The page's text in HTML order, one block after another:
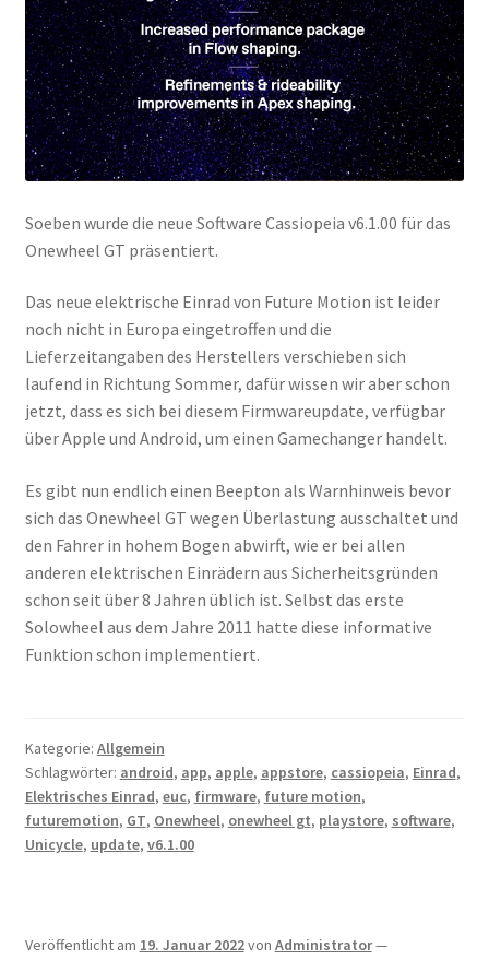
Soeben wurde die neue Software Cassiopeia v6.1.00 für das
Onewheel GT präsentiert.
Das neue elektrische Einrad von Future Motion ist leider
noch nicht in Europa eingetroffen und die
Lieferzeitangaben des Herstellers verschieben sich
laufend in Richtung Sommer, dafür wissen wir aber schon
jetzt, dass es sich bei diesem Firmwareupdate, verfügbar
über Apple und Android, um einen Gamechanger handelt.
Es gibt nun endlich einen Beepton als Warnhinweis bevor
sich das Onewheel GT wegen Überlastung ausschaltet und
den Fahrer in hohem Bogen abwirft, wie er bei allen
anderen elektrischen Einrädern aus Sicherheitsgründen
schon seit über 8 Jahren üblich ist. Selbst das erste
Solowheel aus dem Jahre 2011 hatte diese informative
Funktion schon implementiert.
Kategorie: Allgemein
Schlagwörter: android, app, apple, appstore, cassiopeia, Einrad,
Elektrisches Einrad, euc, firmware, future motion,
futuremotion, GT, Onewheel, onewheel gt, playstore, software,
Unicycle, update, v6.1.00
Veröffentlicht am 19. Januar 2022von Administrator—